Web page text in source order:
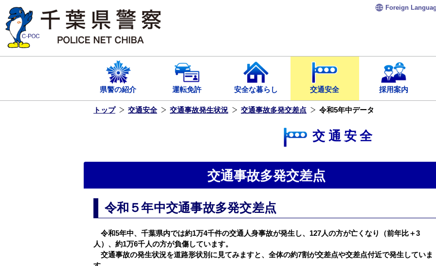
ス
キ
ま
Foreign
県警の紹介 運転免許 安全な暮らし 交通安全 採用案内
トップ 交通安全 交通事故発生状況 交通事故多発交差点 令和5年中データ
交通安全
交通事故多発交差点
令和５年中交通事故多発交差点
令和5年中、千葉県内では約1万4千件の交通人身事故が発生し、127人の方が亡くなり（前年比＋3
人）、約1万6千人の方が負傷しています。
交通事故の発生状況を道路形状別に見てみますと、全体の約7割が交差点や交差点付近で発生していま